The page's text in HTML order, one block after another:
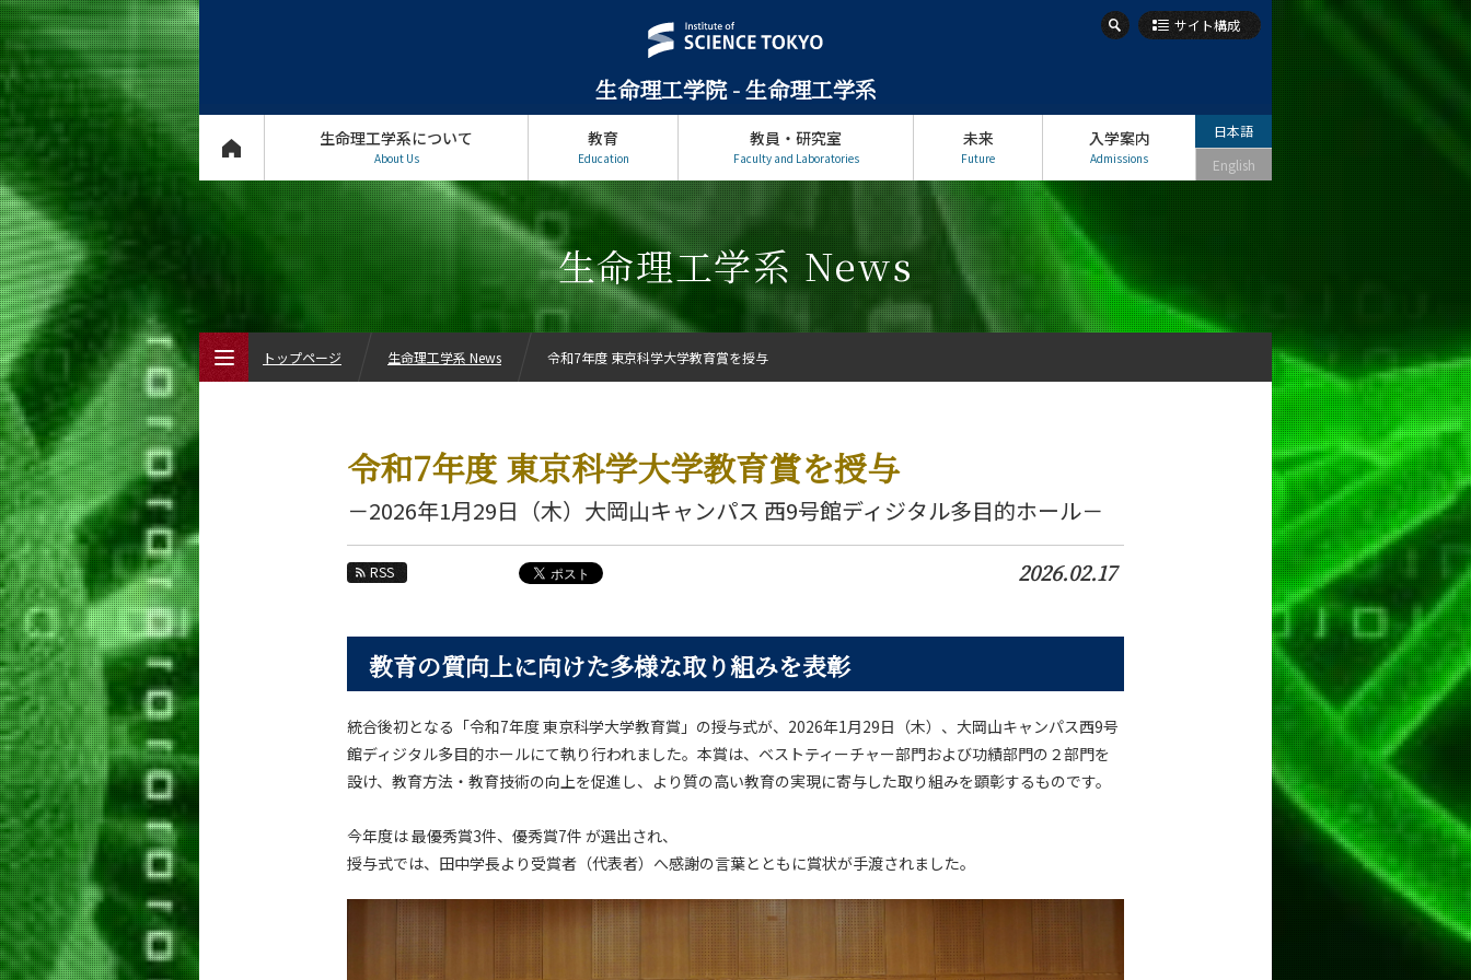
生命理工学院 - 生命理工学系
サイト構成
生命理工学系について
About Us
教育
Education
教員・研究室
Faculty and Laboratories
未来
Future
入学案内
Admissions
日本語
English
生命理工学系 News
令和7年度 東京科学大学教育賞を授与
－2026年1月29日（木）大岡山キャンパス 西9号館ディジタル多目的ホール－
RSS 2026.02.17
教育の質向上に向けた多様な取り組みを表彰
統合後初となる「令和7年度 東京科学大学教育賞」の授与式が、2026年1月29日（木）、大岡山キャンパス西9号
館ディジタル多目的ホールにて執り行われました。本賞は、ベストティーチャー部門および功績部門の２部門を
設け、教育方法・教育技術の向上を促進し、より質の高い教育の実現に寄与した取り組みを顕彰するものです。
今年度は 最優秀賞3件、優秀賞7件 が選出され、
授与式では、田中学長より受賞者（代表者）へ感謝の言葉とともに賞状が手渡されました。
トップページ 生命理工学系 News 令和7年度 東京科学大学教育賞を授与
生命理工学系について
イベントカレンダー